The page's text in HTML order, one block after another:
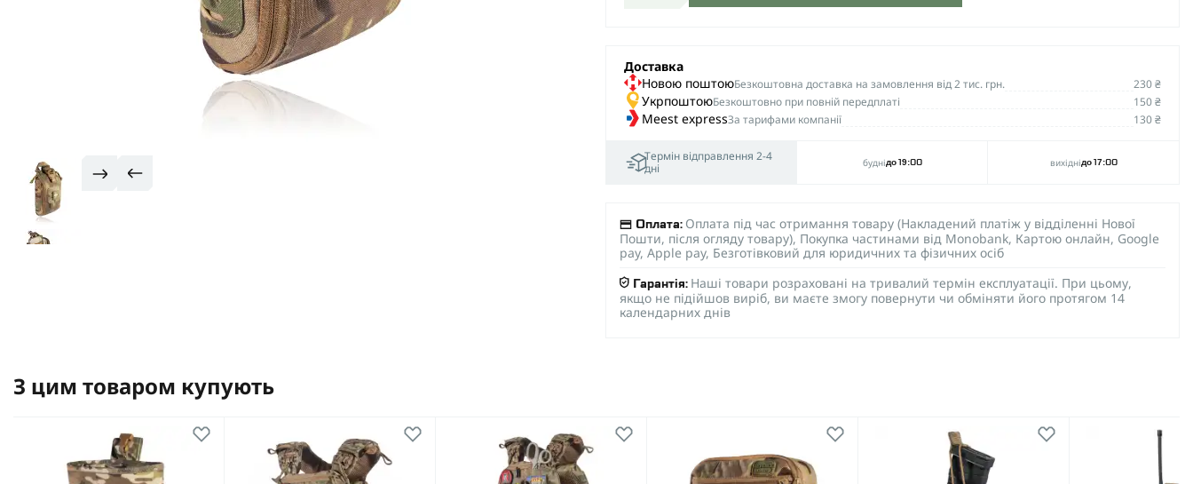
Доставка
Новою поштоюБезкоштовна доставка на замовлення від 2 тис. грн. 230 ₴
УкрпоштоюБезкоштовно при повній передплаті 150 ₴
Meest expressЗа тарифами компанії 130 ₴
Термін відправлення 2-4
дні
буднідо 19:00 вихіднідо 17:00
Оплата: Оплата під час отримання товару (Накладений платіж у відділенні Нової
Пошти, після огляду товару), Покупка частинами від Monobank, Картою онлайн, Google
pay, Apple pay, Безготівковий для юридичних та фізичних осіб
Гарантія: Наші товари розраховані на тривалий термін експлуатації. При цьому,
якщо не підійшов виріб, ви маєте змогу повернути чи обміняти його протягом 14
календарних днів
З цим товаром купують